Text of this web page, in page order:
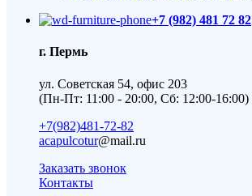
+7 (982) 481 72 82
г. Пермь
ул. Советская 54, офис 203
(Пн-Пт: 11:00 - 20:00, Сб: 12:00-16:00)
+7(982)481-72-82
acapulcotur@mail.ru
Заказать звонок
Контакты